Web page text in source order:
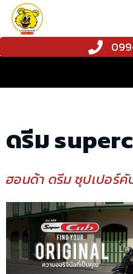
ดรีม
ฮอนด้า ดรีม ซุปเปอร์คั